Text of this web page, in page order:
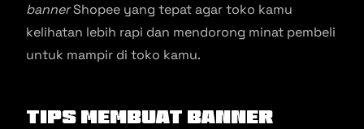
bannerShopee yang tepat agar toko kamu
kelihatan lebih rapi dan mendorong minat pembeli
untuk mampir di toko kamu.
Tips Membuat Banner